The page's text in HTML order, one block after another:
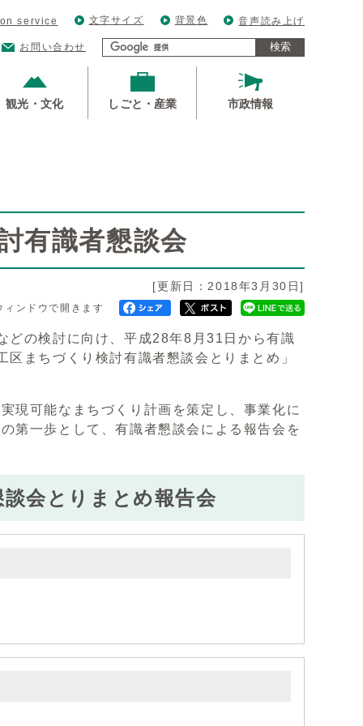
service 文字サイズ 背景色 音声読み上げ
お問い合わせ 検索
観光・文化 しごと・産業 市政情報
有識者懇談会
[更新日：2018年3月30日]
ィンドウで開きます
どの検討に向け、平成28年8月31日から有識
まちづくり検討有識者懇談会とりまとめ」
現可能なまちづくり計画を策定し、事業化に
第一歩として、有識者懇談会による報告会を
会とりまとめ報告会